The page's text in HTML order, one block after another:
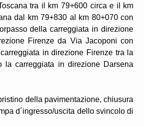
tra il km 79+600 circa e il km
dal km 79+830 al km 80+070 con
della carreggiata in direzione
Firenze da Via Jacoponi con
in direzione Firenze tra la
la carreggiata in direzione Darsena
della pavimentazione, chiusura
d´ingresso/uscita dello svincolo di